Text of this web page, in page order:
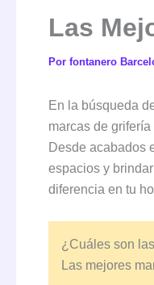
Las
Por fontanero
En la búsqueda
marcas de
Desde acabados
espacios y
diferencia en tu
¿Cuáles son
Las mejores